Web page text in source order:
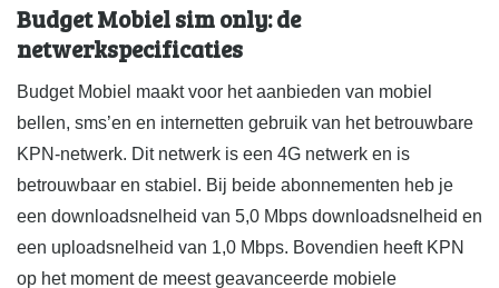
Budget Mobiel sim only: de
netwerkspecificaties
Budget Mobiel maakt voor het aanbieden van mobiel
bellen, sms’en en internetten gebruik van het betrouwbare
KPN-netwerk. Dit netwerk is een 4G netwerk en is
betrouwbaar en stabiel. Bij beide abonnementen heb je
een downloadsnelheid van 5,0 Mbps downloadsnelheid en
een uploadsnelheid van 1,0 Mbps. Bovendien heeft KPN
op het moment de meest geavanceerde mobiele